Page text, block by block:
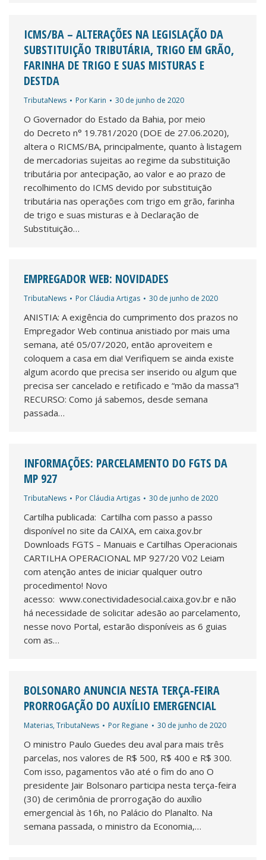
ICMS/BA – ALTERAÇÕES NA LEGISLAÇÃO DA
SUBSTITUIÇÃO TRIBUTÁRIA, TRIGO EM GRÃO,
FARINHA DE TRIGO E SUAS MISTURAS E
DESTDA
TributaNews Por Karin 30 de junho de 2020
O Governador do Estado da Bahia, por meio
do Decreto n° 19.781/2020 (DOE de 27.06.2020),
altera o RICMS/BA, principalmente, quanto à listagem
de mercadorias sujeitas ao regime da substituição
tributária por antecipação, ao valor e ao prazo de
recolhimento do ICMS devido por substituição
tributária nas operações com trigo em grão, farinha
de trigo e suas misturas e à Declaração de
Substituição…
EMPREGADOR WEB: NOVIDADES
TributaNews Por Cláudia Artigas 30 de junho de 2020
ANISTIA: A exigência do cumprimento dos prazos no
Empregador Web continua anistiado por mais uma
semana, até 05/07/2020, então aproveitem e
coloquem a casa em dia! Verifiquem se ainda existe
algum acordo que precisa ser inserido ou algum que
precisa ser cancelado e retificado e “mão da massa”!
RECURSO: Como já sabemos, desde semana
passada…
INFORMAÇÕES: PARCELAMENTO DO FGTS DA
MP 927
TributaNews Por Cláudia Artigas 30 de junho de 2020
Cartilha publicada: Cartilha com passo a passo
disponível no site da CAIXA, em caixa.gov.br
Downloads FGTS – Manuais e Cartilhas Operacionais
CARTILHA OPERACIONAL MP 927/20 V02 Leiam
com atenção antes de iniciar qualquer outro
procedimento! Novo
acesso: www.conectividadesocial.caixa.gov.br e não
há necessidade de solicitar adesão ao parcelamento,
nesse novo Portal, estarão disponíveis as 6 guias
com as…
BOLSONARO ANUNCIA NESTA TERÇA-FEIRA
PRORROGAÇÃO DO AUXÍLIO EMERGENCIAL
Materias,TributaNews Por Regiane 30 de junho de 2020
O ministro Paulo Guedes deu aval para mais três
parcelas, nos valores de R$ 500, R$ 400 e R$ 300.
Com isso, pagamentos vão até o fim do ano O
presidente Jair Bolsonaro participa nesta terça-feira
(30) de cerimônia de prorrogação do auxílio
emergencial às 16h, no Palácio do Planalto. Na
semana passada, o ministro da Economia,…